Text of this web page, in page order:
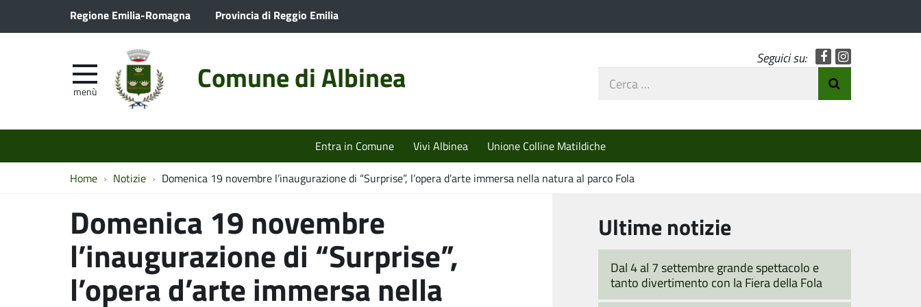
Regione Emilia-Romagna Provincia di Reggio Emilia
Comune di Albinea
menù
Seguici su: Facebook
Cerca
Entra in Comune Vivi Albinea Unione Colline Matildiche
Home Notizie Domenica 19 novembre l’inaugurazione di “Surprise”, l’opera d’arte immersa nella natura al parco Fola
Domenica 19 novembre
l’inaugurazione di “Surprise”,
l’opera d’arte immersa nella
Ultime notizie
Dal 4 al 7 settembre grande spettacolo e
tanto divertimento con la Fiera della Fola